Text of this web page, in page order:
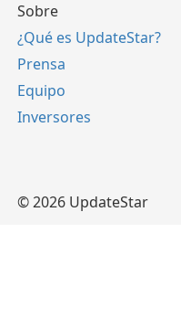
Sobre
¿Qué es UpdateStar?
Prensa
Equipo
Inversores
© 2026 UpdateStar